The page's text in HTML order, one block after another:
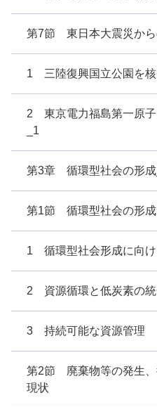
第7節 東日本大震災から
1 三陸復興国立公園を
2 東京電力福島第一原
_1
第3章 循環型社会の形
第1節 循環型社会の形成
1 循環型社会形成に向け
2 資源循環と低炭素の統
3 持続可能な資源管理
第2節 廃棄物等の発生
現状